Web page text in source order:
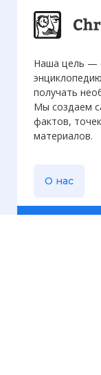
Наша цель —
получать
Мы создаем
фактов,
материалов.
О нас